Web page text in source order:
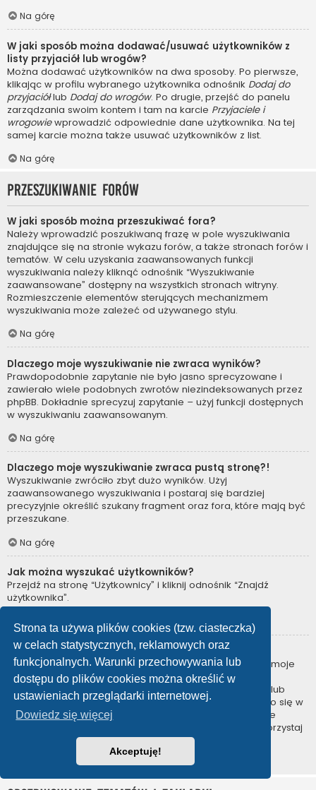
Strona ta używa plików cookies (tzw. ciasteczka)
w celach statystycznych, reklamowych oraz
funkcjonalnych. Warunki przechowywania lub
dostępu do plików cookies można określić w
ustawieniach przeglądarki internetowej.
Dowiedz się więcej
Akceptuję!
Na górę
W jaki sposób można dodawać/usuwać użytkowników z
listy przyjaciół lub wrogów?
Można dodawać użytkowników na dwa sposoby. Po pierwsze,
klikając w profilu wybranego użytkownika odnośnik Dodaj do
przyjaciółlub Dodaj do wrogów. Po drugie, przejść do panelu
zarządzania swoim kontem i tam na karcie Przyjaciele i
wrogowiewprowadzić odpowiednie dane użytkownika. Na tej
samej karcie można także usuwać użytkowników z list.
Na górę
Przeszukiwanie forów
W jaki sposób można przeszukiwać fora?
Należy wprowadzić poszukiwaną frazę w pole wyszukiwania
znajdujące się na stronie wykazu forów, a także stronach forów i
tematów. W celu uzyskania zaawansowanych funkcji
wyszukiwania należy kliknąć odnośnik “Wyszukiwanie
zaawansowane” dostępny na wszystkich stronach witryny.
Rozmieszczenie elementów sterujących mechanizmem
wyszukiwania może zależeć od używanego stylu.
Na górę
Dlaczego moje wyszukiwanie nie zwraca wyników?
Prawdopodobnie zapytanie nie było jasno sprecyzowane i
zawierało wiele podobnych zwrotów niezindeksowanych przez
phpBB. Dokładnie sprecyzuj zapytanie – użyj funkcji dostępnych
w wyszukiwaniu zaawansowanym.
Na górę
Dlaczego moje wyszukiwanie zwraca pustą stronę?!
Wyszukiwanie zwróciło zbyt dużo wyników. Użyj
zaawansowanego wyszukiwania i postaraj się bardziej
precyzyjnie określić szukany fragment oraz fora, które mają być
przeszukane.
Na górę
Jak można wyszukać użytkowników?
Przejdź na stronę “Użytkownicy” i kliknij odnośnik “Znajdź
użytkownika”.
Na górę
W jaki sposób można znaleźć swoje posty i tematy?
Swoje posty można znaleźć, klikając odnośnik “Wyświetl moje
posty” znajdujący się w panelu zarządzania kontem lub
odnośnik “Posty użytkownika” na stronie swojego profilu lub
wybierając „Twoje posty” z menu „Więcej…” znajdującego się w
górnym lewym rogu witryny. Jeśli chcesz wyszukać swoje
tematy, użyj strony wyszukiwania zaawansowanego i skorzystaj
z odpowiednich funkcji.